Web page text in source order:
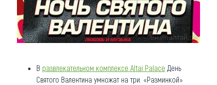
В развлекательном комплексе Altai Palace День
Святого Валентина умножат на три. «Разминкой»